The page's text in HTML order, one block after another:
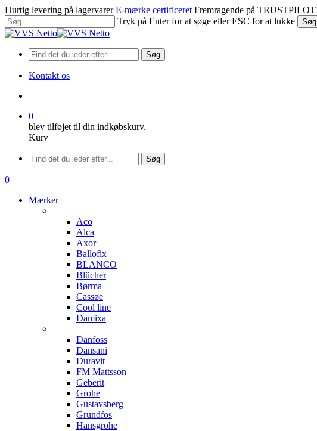
Spring
til
hovedindhold
Hurtig levering på lagervarer E-mærke certificeret Fremragende på TRUSTPILOT
Tryk på Enter for at søge eller ESC for at lukke
Søg
Luk
Søg
Kontakt os
0
blev tilføjet til din indkøbskurv.
Kurv
Menu
Søg
søge
0
Mærker
–
Aco
Alca
Axor
Ballofix
BLANCO
Blücher
Børma
Cassøe
Cool line
Damixa
–
Danfoss
Dansani
Duravit
FM Mattsson
Geberit
Grohe
Gustavsberg
Grundfos
Hansgrohe